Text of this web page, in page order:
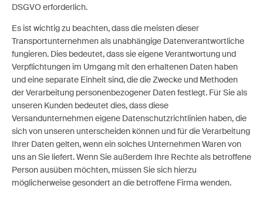
DSGVO erforderlich.
Es ist wichtig zu beachten, dass die meisten dieser
Transportunternehmen als unabhängige Datenverantwortliche
fungieren. Dies bedeutet, dass sie eigene Verantwortung und
Verpflichtungen im Umgang mit den erhaltenen Daten haben
und eine separate Einheit sind, die die Zwecke und Methoden
der Verarbeitung personenbezogener Daten festlegt. Für Sie als
unseren Kunden bedeutet dies, dass diese
Versandunternehmen eigene Datenschutzrichtlinien haben, die
sich von unseren unterscheiden können und für die Verarbeitung
Ihrer Daten gelten, wenn ein solches Unternehmen Waren von
uns an Sie liefert. Wenn Sie außerdem Ihre Rechte als betroffene
Person ausüben möchten, müssen Sie sich hierzu
möglicherweise gesondert an die betroffene Firma wenden.